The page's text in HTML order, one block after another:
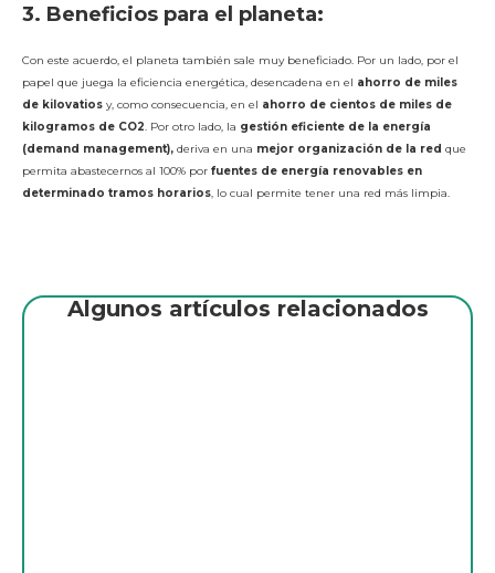
3. Beneficios para el planeta:
Con este acuerdo, el planeta también sale muy beneficiado. Por un lado, por el
papel que juega la eficiencia energética, desencadena en el ahorro de miles
de kilovatios y, como consecuencia, en el ahorro de cientos de miles de
kilogramos de CO2. Por otro lado, la gestión eficiente de la energía
(demand management), deriva en una mejor organización de la red que
permita abastecernos al 100% por fuentes de energía renovables en
determinado tramos horarios, lo cual permite tener una red más limpia.
Algunos artículos relacionados